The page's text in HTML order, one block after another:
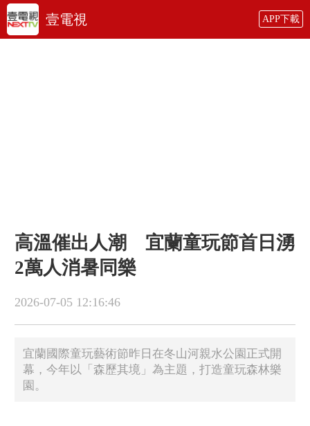
壹電視 APP下載
高溫催出人潮 宜蘭童玩節首日湧
2萬人消暑同樂
2026-07-05 12:16:46
宜蘭國際童玩藝術節昨日在冬山河親水公園正式開
幕，今年以「森歷其境」為主題，打造童玩森林樂
園。